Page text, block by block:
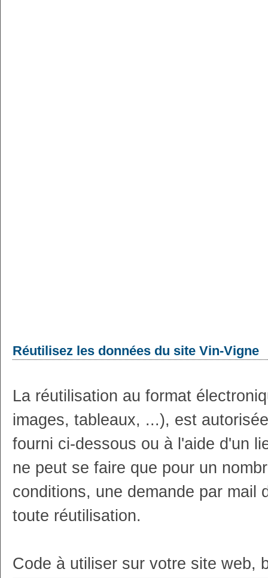
Réutilisez les données du site Vin-Vigne
La réutilisation au format
images, tableaux, ...), est
fourni ci-dessous ou à l'aide d'un
ne peut se faire que pour un
conditions, une demande par mail
toute réutilisation.
Code à utiliser sur votre site web,